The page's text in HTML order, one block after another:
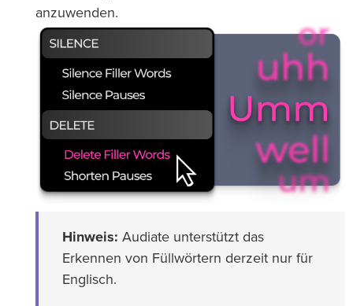
anzuwenden.
Hinweis: Audiate unterstützt das
Erkennen von Füllwörtern derzeit nur für
Englisch.